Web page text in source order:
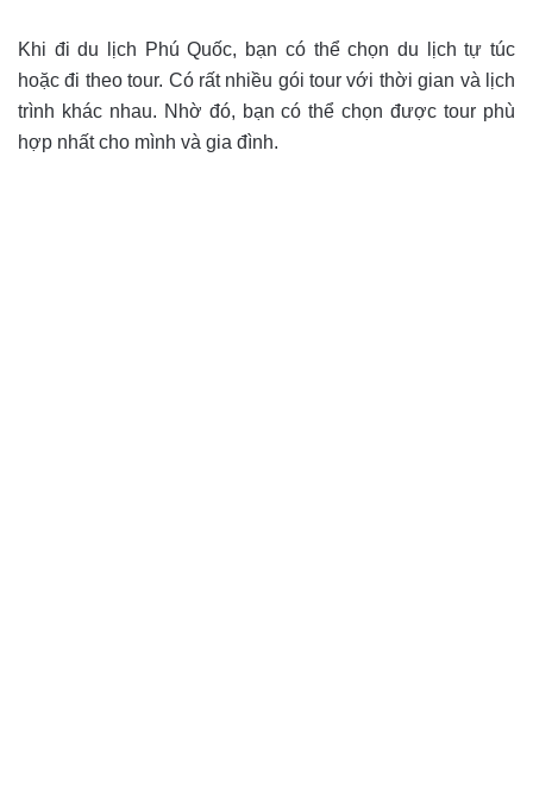
Khi đi du lịch Phú Quốc, bạn có thể chọn du lịch tự túc
hoặc đi theo tour. Có rất nhiều gói tour với thời gian và lịch
trình khác nhau. Nhờ đó, bạn có thể chọn được tour phù
hợp nhất cho mình và gia đình.